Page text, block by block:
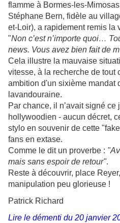
flamme à Bormes-les-
Stéphane Bern, fidèle au
et-Loir), a rapidement remis la
"Non c’est n’importe quoi…
news. Vous avez bien fait de m
Cela illustre la mauvaise
vitesse, à la recherche de tout
ambition d'un sixième mandat
lavandouraine.
Par chance, il n’avait signé
hollywoodien - aucun décret,
stylo en souvenir de cette
fans en extase.
Comme le dit un proverbe :
mais sans espoir de retour".
Reste à découvrir, place
manipulation peu glorieuse !
Patrick Richard
Lire le démenti du 20 janvier